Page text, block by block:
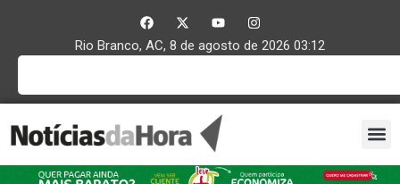
Rio Branco, AC, 8 de agosto de 2026 03:12